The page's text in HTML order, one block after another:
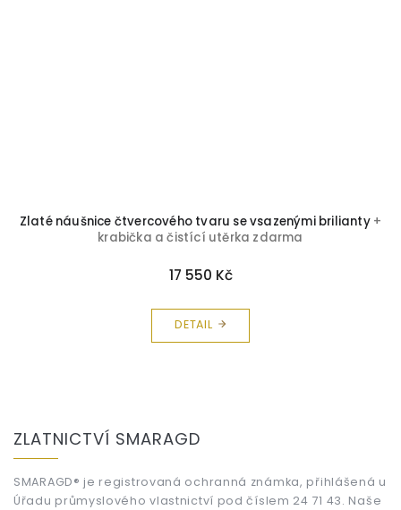
Zlaté náušnice čtvercového tvaru se vsazenými brilianty +
krabička a čistící utěrka zdarma
17 550 Kč
DETAIL
ZLATNICTVÍ SMARAGD
SMARAGD® je registrovaná ochranná známka, přihlášená u
Úřadu průmyslového vlastnictví pod číslem 24 71 43. Naše